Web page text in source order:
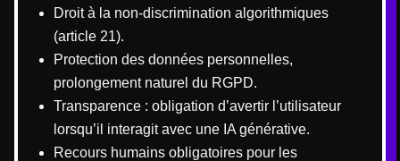
Droit à la non-discrimination algorithmiques
(article 21).
Protection des données personnelles,
prolongement naturel du RGPD.
Transparence : obligation d’avertir l’utilisateur
lorsqu’il interagit avec une IA générative.
Recours humains obligatoires pour les